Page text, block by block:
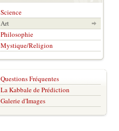
Science
Art
Philosophie
Mystique/Religion
Questions Fréquentes
La Kabbale de Prédiction
Galerie d'Images